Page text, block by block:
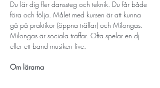
Du lär dig fler danssteg och teknik. Du får både
föra och följa. Målet med kursen är att kunna
gå på praktikor (öppna träffar) och Milongas.
Milongas är sociala träffar. Ofta spelar en dj
eller ett band musiken live.
Om lärarna